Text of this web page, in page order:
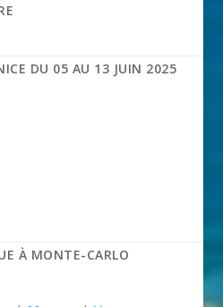
DU 05 AU 13 JUIN 2025
À MONTE-CARLO